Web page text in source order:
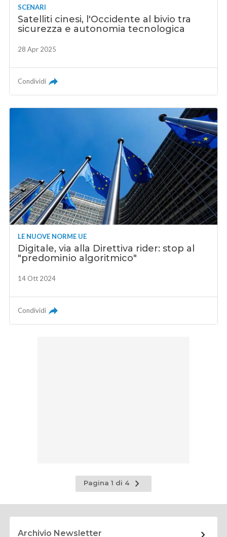
SCENARI
Satelliti cinesi, l'Occidente al bivio tra
sicurezza e autonomia tecnologica
28 Apr 2025
Condividi
LE NUOVE NORME UE
Digitale, via alla Direttiva rider: stop al
"predominio algoritmico"
14 Ott 2024
Condividi
Pagina 1 di 4
Pagina
successiva
Archivio Newsletter